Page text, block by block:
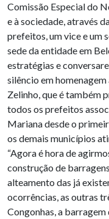
Comissão Especial do
e à sociedade, através
prefeitos, um vice e um
sede da entidade em
estratégias e
silêncio em
Zelinho, que é também
todos os prefeitos
Mariana desde o
os demais municípios
“Agora é hora de
construção de
alteamento das já
ocorrências, as outras
Congonhas, a